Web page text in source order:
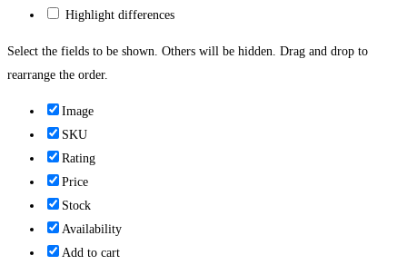
Highlight differences
Select the fields to be shown. Others will be hidden. Drag and drop to
rearrange the order.
Image
SKU
Rating
Price
Stock
Availability
Add to cart